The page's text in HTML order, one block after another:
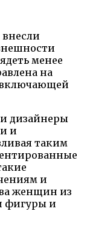
менее
на
включающей
дизайнеры
и
таким
и
женщин из
фигуры и